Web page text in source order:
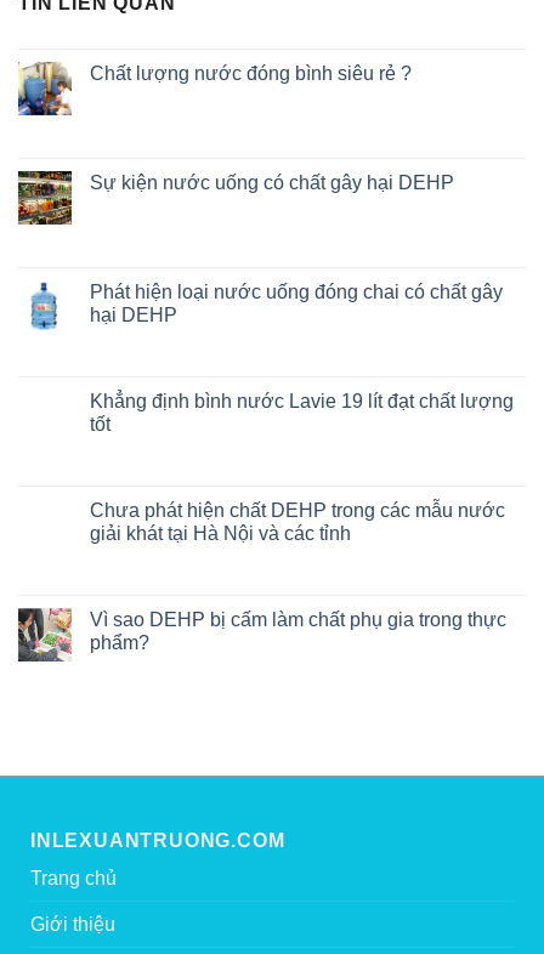
Chất lượng nước đóng bình siêu rẻ ?
Sự kiện nước uống có chất gây hại DEHP
Phát hiện loại nước uống đóng chai có chất gây
hại DEHP
Khẳng định bình nước Lavie 19 lít đạt chất lượng
tốt
Chưa phát hiện chất DEHP trong các mẫu nước
giải khát tại Hà Nội và các tỉnh
Vì sao DEHP bị cấm làm chất phụ gia trong thực
phẩm?
INLEXUANTRUONG.COM
Trang chủ
Giới thiệu